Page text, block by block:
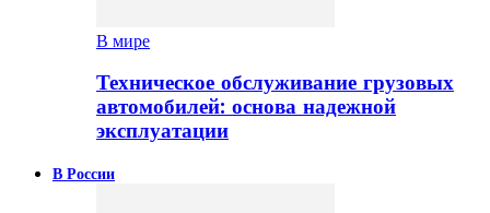
В мире
Техническое обслуживание грузовых
автомобилей: основа надежной
эксплуатации
В России